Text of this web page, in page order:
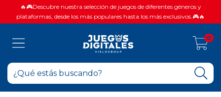
🔥🎮Descubre nuestra selección de juegos de diferentes géneros y
plataformas, desde los más populares hasta los más exclusivos.🎮🔥
0